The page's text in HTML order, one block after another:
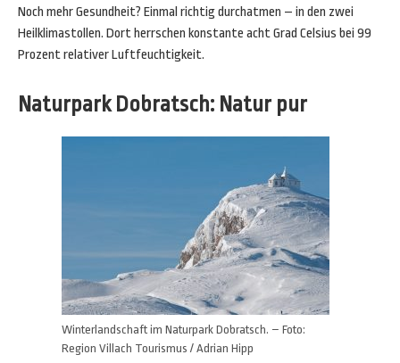
Noch mehr Gesundheit? Einmal richtig durchatmen – in den zwei
Heilklimastollen. Dort herrschen konstante acht Grad Celsius bei 99
Prozent relativer Luftfeuchtigkeit.
Naturpark Dobratsch: Natur pur
Winterlandschaft im Naturpark Dobratsch. – Foto:
Region Villach Tourismus / Adrian Hipp